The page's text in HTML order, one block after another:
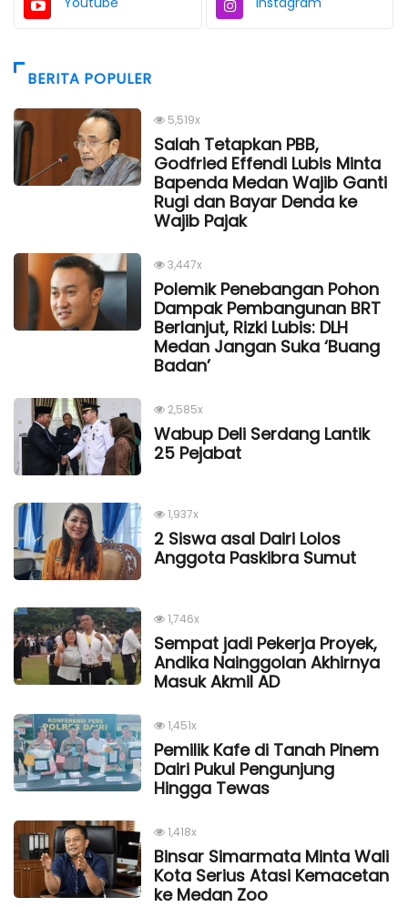
BERITA POPULER
5,519x
Salah Tetapkan PBB,
Godfried Effendi Lubis Minta
Bapenda Medan Wajib Ganti
Rugi dan Bayar Denda ke
Wajib Pajak
3,447x
Polemik Penebangan Pohon
Dampak Pembangunan BRT
Berlanjut, Rizki Lubis: DLH
Medan Jangan Suka ‘Buang
Badan’
2,585x
Wabup Deli Serdang Lantik
25 Pejabat
1,937x
2 Siswa asal Dairi Lolos
Anggota Paskibra Sumut
1,746x
Sempat jadi Pekerja Proyek,
Andika Nainggolan Akhirnya
Masuk Akmil AD
1,451x
Pemilik Kafe di Tanah Pinem
Dairi Pukul Pengunjung
Hingga Tewas
1,418x
Binsar Simarmata Minta Wali
Kota Serius Atasi Kemacetan
ke Medan Zoo